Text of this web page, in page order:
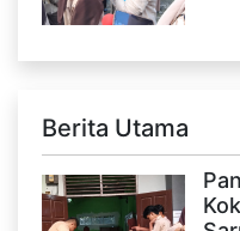
Berita Utama